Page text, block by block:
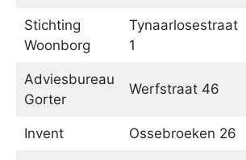
Stichting
Woonborg
Tynaarlosestraat
1
Adviesbureau
Gorter
Werfstraat 46
Invent Ossebroeken 26